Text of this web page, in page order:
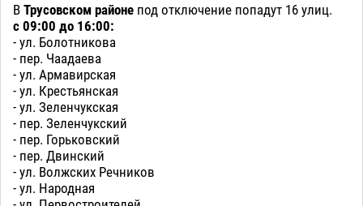
В Трусовском районе под отключение попадут 16 улиц.
с 09:00 до 16:00:
- ул. Болотникова
- пер. Чаадаева
- ул. Армавирская
- ул. Крестьянская
- ул. Зеленчукская
- пер. Зеленчукский
- пер. Горьковский
- пер. Двинский
- ул. Волжских Речников
- ул. Народная